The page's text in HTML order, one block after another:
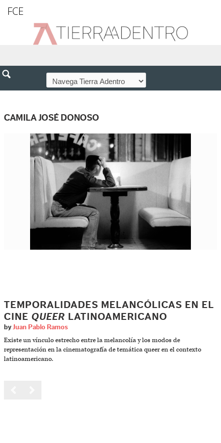
FCE
CAMILA JOSÉ DONOSO
TEMPORALIDADES MELANCÓLICAS EN EL
CINE QUEER LATINOAMERICANO
by Juan Pablo Ramos
Existe un vínculo estrecho entre la melancolía y los modos de
representación en la cinematografía de temática queer en el contexto
latinoamericano.